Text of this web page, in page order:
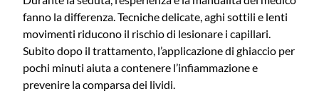
fanno la differenza. Tecniche delicate, aghi sottili e lenti
movimenti riducono il rischio di lesionare i capillari.
Subito dopo il trattamento, l’applicazione di ghiaccio per
pochi minuti aiuta a contenere l’infiammazione e
prevenire la comparsa dei lividi.